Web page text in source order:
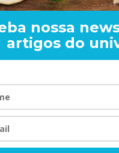
nossa
artigos do